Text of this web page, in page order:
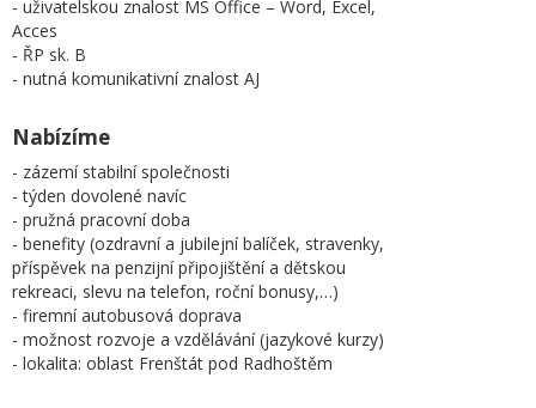
- uživatelskou znalost MS Office – Word, Excel,
Acces
- ŘP sk. B
- nutná komunikativní znalost AJ
Nabízíme
- zázemí stabilní společnosti
- týden dovolené navíc
- pružná pracovní doba
- benefity (ozdravní a jubilejní balíček, stravenky,
příspěvek na penzijní připojištění a dětskou
rekreaci, slevu na telefon, roční bonusy,…)
- firemní autobusová doprava
- možnost rozvoje a vzdělávání (jazykové kurzy)
- lokalita: oblast Frenštát pod Radhoštěm